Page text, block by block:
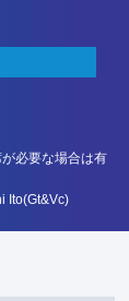
必要な場合は有
Ito(Gt&Vc)